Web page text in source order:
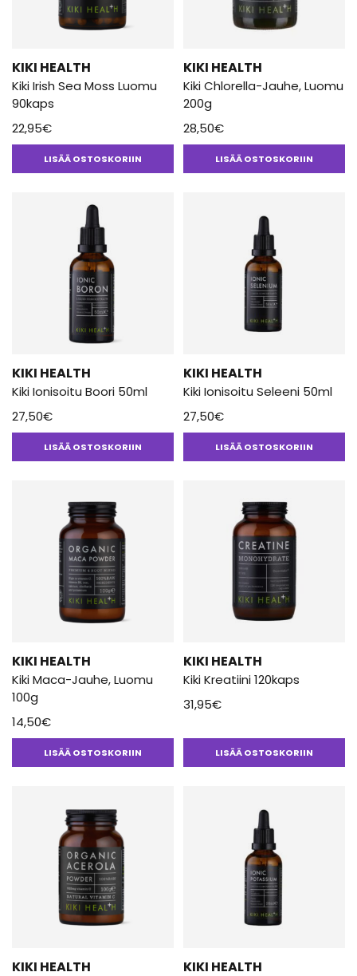
KIKI HEALTH
Kiki Irish Sea Moss Luomu
90kaps
22,95€
LISÄÄ OSTOSKORIIN
KIKI HEALTH
Kiki Chlorella-Jauhe, Luomu
200g
28,50€
LISÄÄ OSTOSKORIIN
KIKI HEALTH
Kiki Ionisoitu Boori 50ml
27,50€
LISÄÄ OSTOSKORIIN
KIKI HEALTH
Kiki Ionisoitu Seleeni 50ml
27,50€
LISÄÄ OSTOSKORIIN
KIKI HEALTH
Kiki Maca-Jauhe, Luomu
100g
14,50€
LISÄÄ OSTOSKORIIN
KIKI HEALTH
Kiki Kreatiini 120kaps
31,95€
LISÄÄ OSTOSKORIIN
KIKI HEALTH KIKI HEALTH